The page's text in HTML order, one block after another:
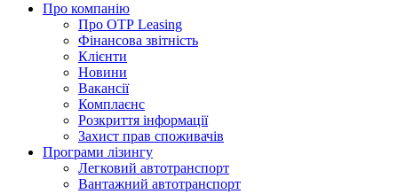
Про компанію
Про ОТР Leasing
Фінансова звітність
Клієнти
Новини
Вакансії
Комплаєнс
Розкриття інформації
Захист прав споживачів
Програми лізингу
Легковий автотранспорт
Вантажний автотранспорт